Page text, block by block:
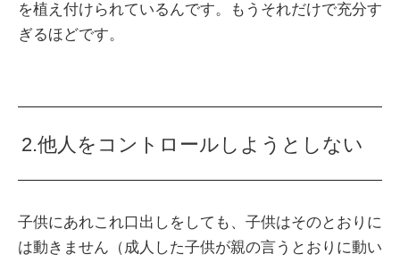
を植え付けられているんです。もうそれだけで充分す
ぎるほどです。
2.他人をコントロールしようとしない
子供にあれこれ口出しをしても、子供はそのとおりに
は動きません（成人した子供が親の言うとおりに動い